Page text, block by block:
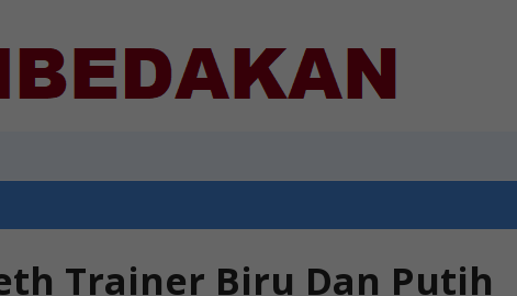
Trainer Biru Dan Putih